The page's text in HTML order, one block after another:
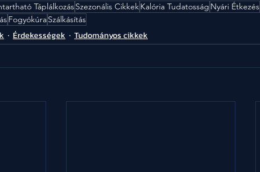
TáplálkozásSzezonális CikkekKalória Tudatosság Nyári Étkezés
FogyókúraSzálkásítás
Érdekességek Tudományos cikkek